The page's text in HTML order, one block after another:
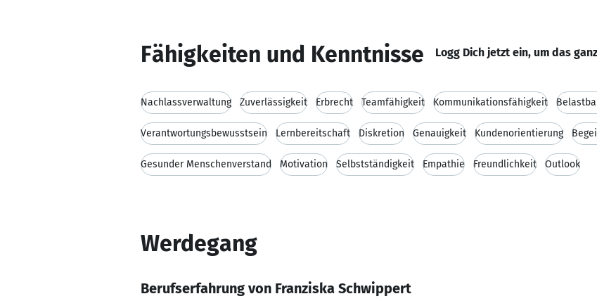
Fähigkeiten und Kenntnisse Logg Dich jetzt ein, um das
Nachlassverwaltung Zuverlässigkeit Erbrecht Teamfähigkeit Kommunikationsfähigkeit
Verantwortungsbewusstsein Lernbereitschaft Diskretion Genauigkeit Kundenorientierung
Gesunder Menschenverstand Motivation Selbstständigkeit Empathie Freundlichkeit Outlook
Werdegang
Berufserfahrung von Franziska Schwippert